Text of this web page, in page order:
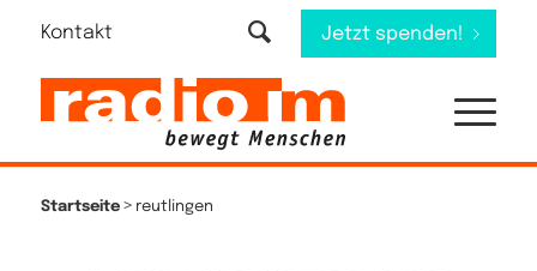
Kontakt Jetzt spenden!
Startseite> reutlingen